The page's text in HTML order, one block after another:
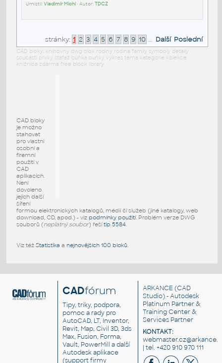
Umístil:Vladimír Michl • Autor:TDCZ
stránky: 1 2 3 4 5 6 7 8 9 10 ... Další Poslední
CAD bloky: knihovny dwg blok rodiny rodina family symboly detaily
součásti prvky stafáž buňka buňky výkres téma kategorie kolekce
knižnica zdarma free block library
CAD bloky
je možno
stahovat
pro vlastní
osobní a
firemní
použití v
CAD
aplikacích.
Není
dovoleno
jejich další
šíření
formou elektronických katalogů, médií či služeb (jiné katalogy, web
download, CD, apod.) - viz podmínky použití. Problém verze DWG
souborů (neplatný soubor) řešítip 5584.
Viz též Statistika a nejnovějších 100 bloků.
CADfórum
Tipy, triky, podpora,
pomoc a rady pro
AutoCAD, LT, Inventor,
Revit, Map, Civil 3D, 3ds
Max, Fusion, Forma,
Vault, PowerMill a další
Autodesk aplikace
(support firmy
ARKANCE (CAD
Studio) - Autodesk
Platinum Partner &
Training Center &
Services Partner
KONTAKT:
| tel. +420 910 970 111